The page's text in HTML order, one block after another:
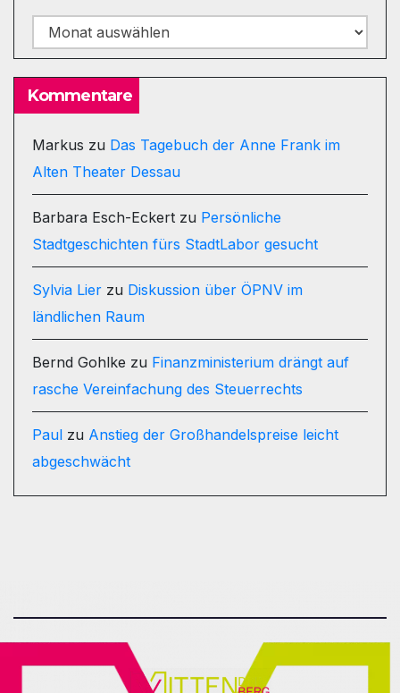
Archiv
Kommentare
Markus zu Das Tagebuch der Anne Frank im
Alten Theater Dessau
Barbara Esch-Eckert zu Persönliche
Stadtgeschichten fürs StadtLabor gesucht
Sylvia Lier zu Diskussion über ÖPNV im
ländlichen Raum
Bernd Gohlke zu Finanzministerium drängt auf
rasche Vereinfachung des Steuerrechts
Paul zu Anstieg der Großhandelspreise leicht
abgeschwächt